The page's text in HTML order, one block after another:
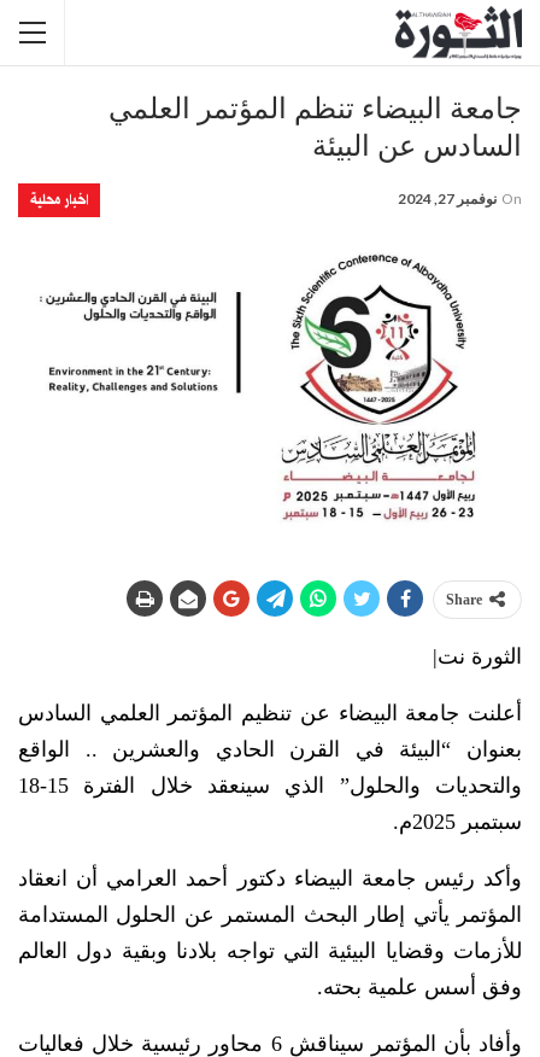
جامعة البيضاء تنظم المؤتمر العلمي
السادس عن البيئة
اخبار محلية On نوفمبر 27, 2024
Share
الثورة نت|
أعلنت جامعة البيضاء عن تنظيم المؤتمر العلمي السادس
بعنوان “البيئة في القرن الحادي والعشرين .. الواقع
والتحديات والحلول” الذي سينعقد خلال الفترة 15-18
سبتمبر 2025م.
وأكد رئيس جامعة البيضاء دكتور أحمد العرامي أن انعقاد
المؤتمر يأتي إطار البحث المستمر عن الحلول المستدامة
للأزمات وقضايا البيئية التي تواجه بلادنا وبقية دول العالم
وفق أسس علمية بحته.
وأفاد بأن المؤتمر سيناقش 6 محاور رئيسية خلال فعاليات